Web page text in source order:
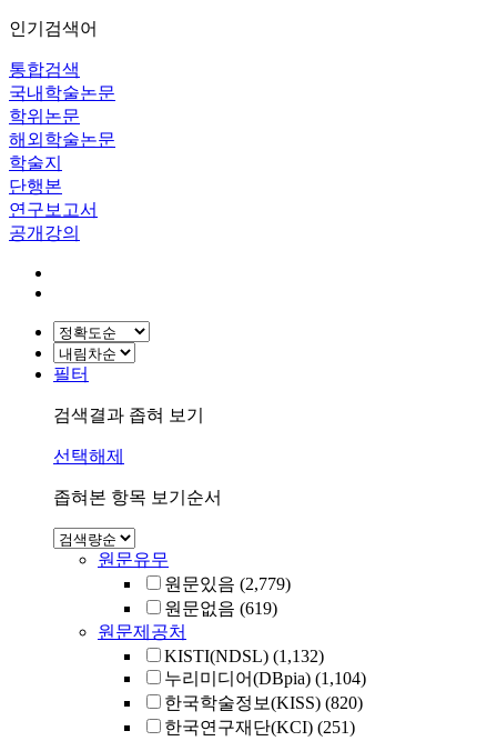
인기검색어
통합검색
국내학술논문
학위논문
해외학술논문
학술지
단행본
연구보고서
공개강의
필터
검색결과 좁혀 보기
선택해제
좁혀본 항목 보기순서
원문유무
원문있음 (2,779)
원문없음 (619)
원문제공처
KISTI(NDSL) (1,132)
누리미디어(DBpia) (1,104)
한국학술정보(KISS) (820)
한국연구재단(KCI) (251)